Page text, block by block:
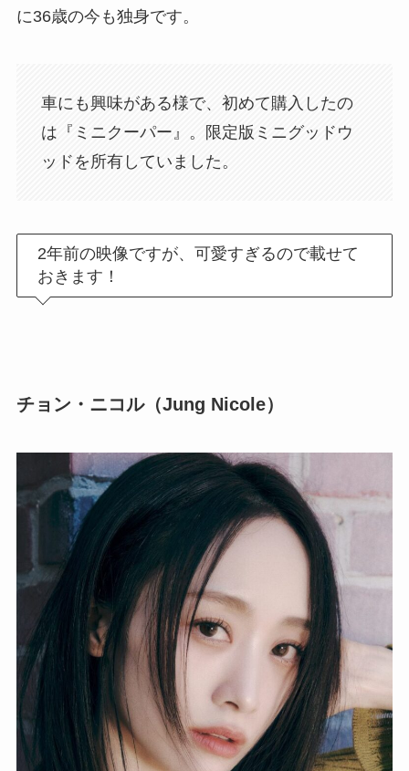
に36歳の今も独身です。
車にも興味がある様で、初めて購入したの
は『ミニクーパー』。限定版ミニグッドウ
ッドを所有していました。
2年前の映像ですが、可愛すぎるので載せて
おきます！
チョン・ニコル（Jung Nicole）